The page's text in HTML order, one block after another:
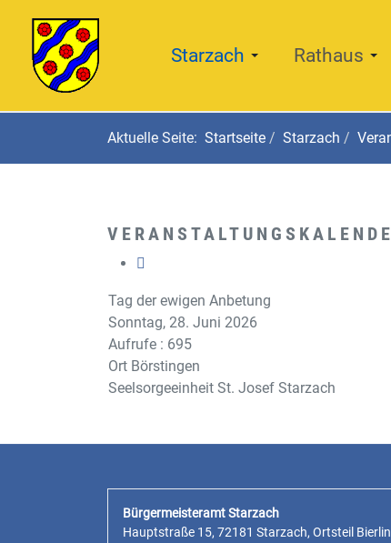
Starzach Rathaus
Aktuelle Seite: Startseite Starzach
Tag der ewigen Anbetung
Sonntag, 28. Juni 2026
Aufrufe : 695
Ort Börstingen
Seelsorgeeinheit St. Josef Starzach
Bürgermeisteramt Starzach
Hauptstraße 15, 72181 Starzach, Ortsteil